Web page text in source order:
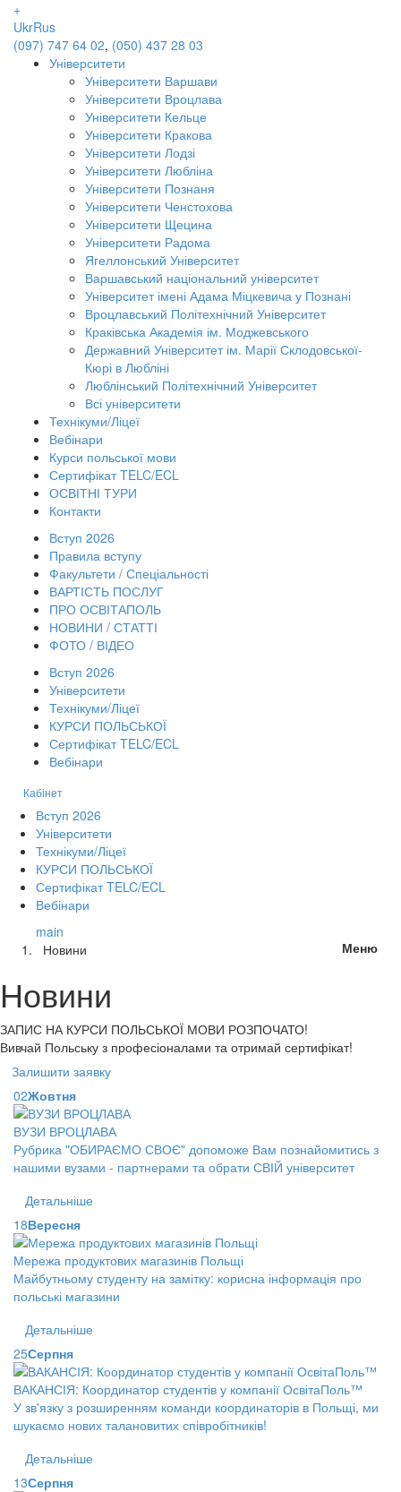
+
UkrRus
(097) 747 64 02, (050) 437 28 03
Університети
Університети Варшави
Університети Вроцлава
Університети Кельце
Університети Кракова
Університети Лодзі
Університети Любліна
Університети Познаня
Університети Ченстохова
Університети Щецина
Університети Радома
Ягеллонський Університет
Варшавський національний університет
Університет імені Адама Міцкевича у Познані
Вроцлавський Політехнічний Університет
Краківська Академія ім. Моджевського
Державний Університет ім. Марії Склодовської-
Кюрі в Любліні
Люблінський Політехнічний Університет
Всі університети
Технікуми/Ліцеї
Вебінари
Курси польської мови
Сертифікат TELC/ECL
ОСВІТНІ ТУРИ
Контакти
Вступ 2026
Правила вступу
Факультети / Спеціальності
ВАРТІСТЬ ПОСЛУГ
ПРО ОСВІТАПОЛЬ
НОВИНИ / СТАТТІ
ФОТО / ВІДЕО
Вступ 2026
Університети
Технікуми/Ліцеї
КУРСИ ПОЛЬСЬКОЇ
Сертифікат TELC/ECL
Вебінари
Кабінет
Вступ 2026
Університети
Технікуми/Ліцеї
КУРСИ ПОЛЬСЬКОЇ
Сертифікат TELC/ECL
Вебінари
Меню
main
Новини
Новини
ЗАПИС НА КУРСИ ПОЛЬСЬКОЇ МОВИ РОЗПОЧАТО!
Вивчай Польську з професіоналами та отримай сертифікат!
Залишити заявку
02Жовтня
ВУЗИ ВРОЦЛАВА
Рубрика "ОБИРАЄМО СВОЄ" допоможе Вам познайомитись з
нашими вузами - партнерами та обрати СВІЙ університет
Детальніше
18Вересня
Мережа продуктових магазинів Польщі
Майбутньому студенту на замітку: корисна інформація про
польські магазини
Детальніше
25Серпня
ВАКАНСІЯ: Координатор студентів у компанії ОсвітаПоль™
У зв'язку з розширенням команди координаторів в Польщі, ми
шукаємо нових талановитих співробітників!
Детальніше
13Серпня